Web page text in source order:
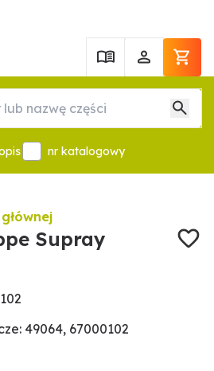
nr katalogowy
Supray
49064, 67000102